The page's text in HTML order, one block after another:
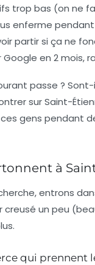
trop bas (on ne
enferme pendant
partir si ça ne
en 2 mois,
passe ?
sur Saint-
gens pendant
à
entrons
creusé un peu
qui prennent